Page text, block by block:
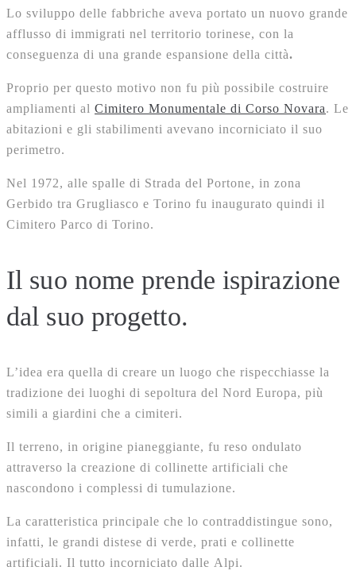
Lo sviluppo delle fabbriche aveva portato un nuovo grande
afflusso di immigrati nel territorio torinese, con la
conseguenza di una grande espansione della città.
Proprio per questo motivo non fu più possibile costruire
ampliamenti al Cimitero Monumentale di Corso Novara. Le
abitazioni e gli stabilimenti avevano incorniciato il suo
perimetro.
Nel 1972, alle spalle di Strada del Portone, in zona
Gerbido tra Grugliasco e Torino fu inaugurato quindi il
Cimitero Parco di Torino.
Il suo nome prende ispirazione
dal suo progetto.
L’idea era quella di creare un luogo che rispecchiasse la
tradizione dei luoghi di sepoltura del Nord Europa, più
simili a giardini che a cimiteri.
Il terreno, in origine pianeggiante, fu reso ondulato
attraverso la creazione di collinette artificiali che
nascondono i complessi di tumulazione.
La caratteristica principale che lo contraddistingue sono,
infatti, le grandi distese di verde, prati e collinette
artificiali. Il tutto incorniciato dalle Alpi.